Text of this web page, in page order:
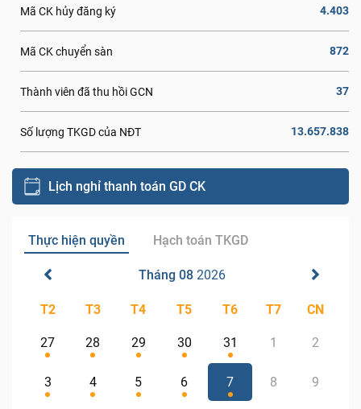
Mã CK hủy đăng ký 4.403
Mã CK chuyển sàn 872
Thành viên đã thu hồi GCN 37
Số lượng TKGD của NĐT 13.657.838
Lịch nghỉ thanh toán GD CK
Thực hiện quyền Hạch toán TKGD
Tháng 08 2026
T2 T3 T4 T5 T6 T7 CN
27 28 29 30 31 1 2
3 4 5 6 7 8 9